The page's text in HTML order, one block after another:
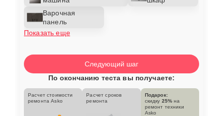
Варочная
панель
Показать еще
Следующий шаг
По окончанию теста вы получаете:
Расчет стоимости
ремонта Asko
Расчет сроков
ремонта
Подарок:
скидку 25% на
ремонт техники
Asko